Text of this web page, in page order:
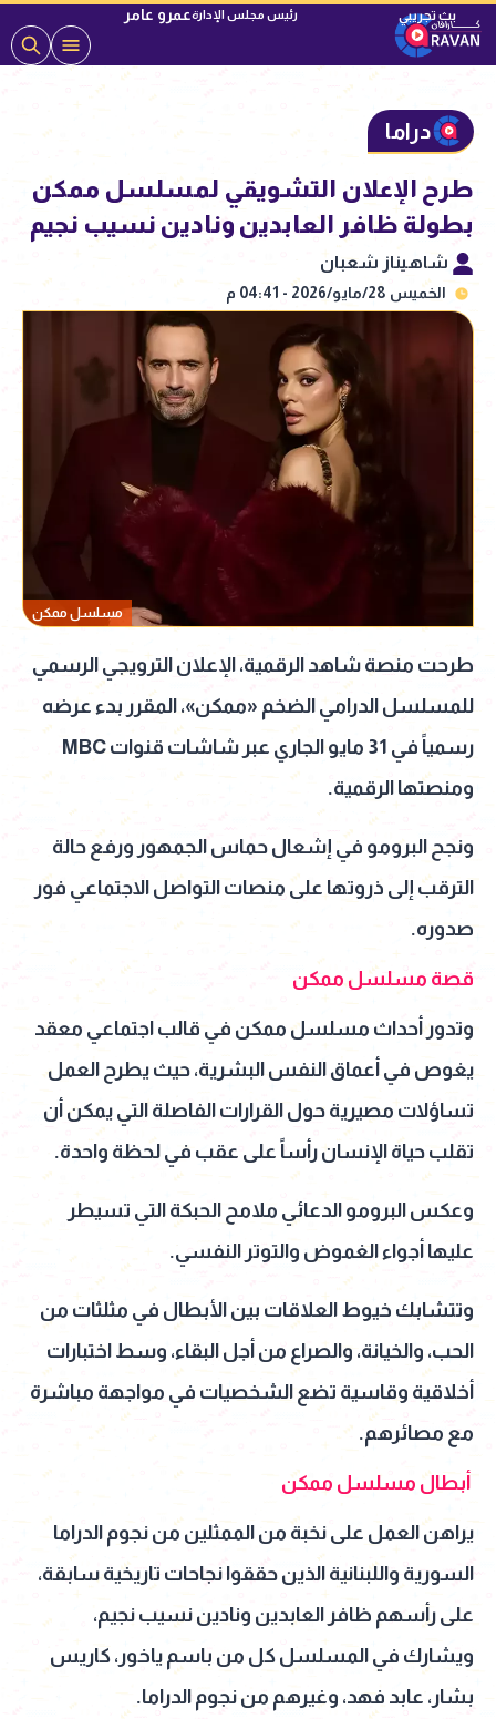
رئيس مجلس الإدارةعمرو عامر
دراما
طرح الإعلان التشويقي لمسلسل ممكن
بطولة ظافر العابدين ونادين نسيب نجيم
شاهيناز شعبان
الخميس 28/مايو/2026 - 04:41 م
مسلسل ممكن
طرحت منصة شاهد الرقمية، الإعلان الترويجي الرسمي
للمسلسل الدرامي الضخم «ممكن»، المقرر بدء عرضه
رسمياً في 31 مايو الجاري عبر شاشات قنوات MBC
ومنصتها الرقمية.
ونجح البرومو في إشعال حماس الجمهور ورفع حالة
الترقب إلى ذروتها على منصات التواصل الاجتماعي فور
صدوره.
قصة مسلسل ممكن
وتدور أحداث مسلسل ممكن في قالب اجتماعي معقد
يغوص في أعماق النفس البشرية، حيث يطرح العمل
تساؤلات مصيرية حول القرارات الفاصلة التي يمكن أن
تقلب حياة الإنسان رأساً على عقب في لحظة واحدة.
وعكس البرومو الدعائي ملامح الحبكة التي تسيطر
عليها أجواء الغموض والتوتر النفسي.
وتتشابك خيوط العلاقات بين الأبطال في مثلثات من
الحب، والخيانة، والصراع من أجل البقاء، وسط اختبارات
أخلاقية وقاسية تضع الشخصيات في مواجهة مباشرة
مع مصائرهم.
أبطال مسلسل ممكن
يراهن العمل على نخبة من الممثلين من نجوم الدراما
السورية واللبنانية الذين حققوا نجاحات تاريخية سابقة،
على رأسهم ظافر العابدين ونادين نسيب نجيم،
ويشارك في المسلسل كل من باسم ياخور، كاريس
بشار، عابد فهد، وغيرهم من نجوم الدراما.